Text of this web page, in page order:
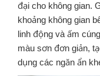
đại cho không gian.
khoảng không gian
linh động và ấm
màu sơn đơn giản,
dụng các ngăn ẩn